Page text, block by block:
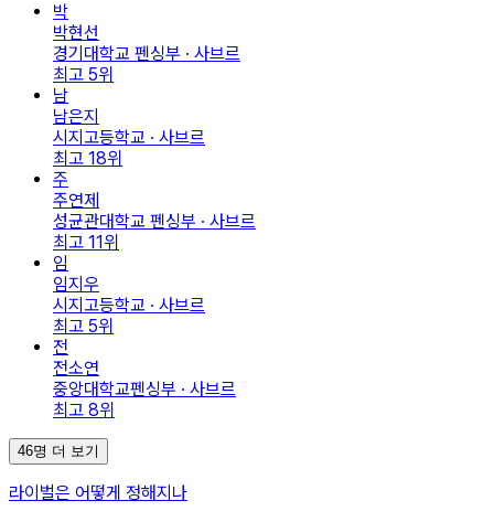
박
박현선
경기대학교 펜싱부 · 사브르
최고 5위
남
남은지
시지고등학교 · 사브르
최고 18위
주
주연제
성균관대학교 펜싱부 · 사브르
최고 11위
임
임지우
시지고등학교 · 사브르
최고 5위
전
전소연
중앙대학교펜싱부 · 사브르
최고 8위
46명 더 보기
라이벌은 어떻게 정해지나